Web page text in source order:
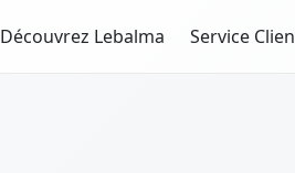
Découvrez Lebalma Service